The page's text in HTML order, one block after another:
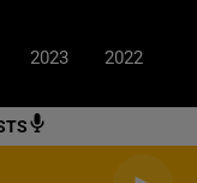
2023 2022